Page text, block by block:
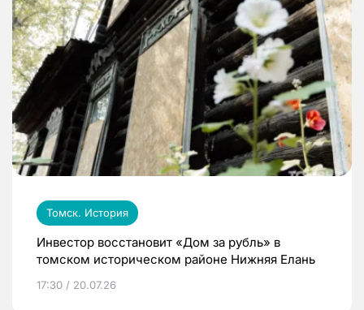
Томск. История
Инвестор восстановит «Дом за рубль» в
томском историческом районе Нижняя Елань
17:30 / 20.07.26